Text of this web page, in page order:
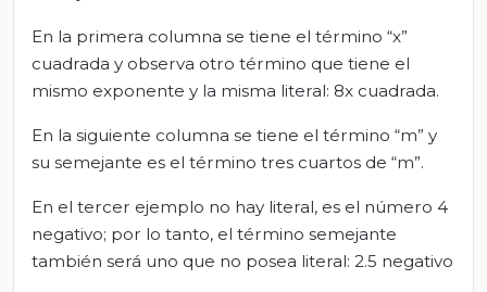
En la primera columna se tiene el término “x”
cuadrada y observa otro término que tiene el
mismo exponente y la misma literal: 8x cuadrada.
En la siguiente columna se tiene el término “m” y
su semejante es el término tres cuartos de “m”.
En el tercer ejemplo no hay literal, es el número 4
negativo; por lo tanto, el término semejante
también será uno que no posea literal: 2.5 negativo